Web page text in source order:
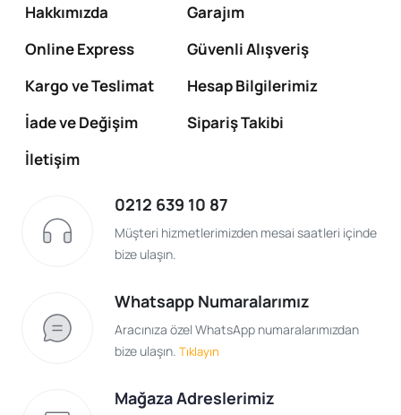
Hakkımızda
Garajım
Online Express
Güvenli Alışveriş
Kargo ve Teslimat
Hesap Bilgilerimiz
İade ve Değişim
Sipariş Takibi
İletişim
0212 639 10 87
Müşteri hizmetlerimizden mesai saatleri içinde
bize ulaşın.
Whatsapp Numaralarımız
Aracınıza özel WhatsApp numaralarımızdan
bize ulaşın. Tıklayın
Mağaza Adreslerimiz